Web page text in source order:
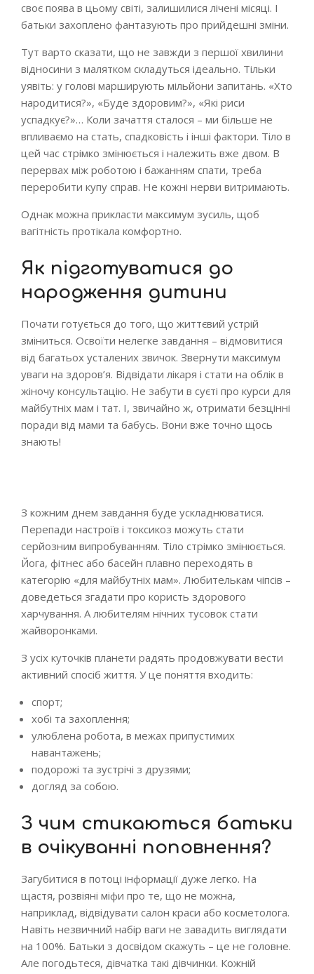
своє поява в цьому світі, залишилися лічені місяці. І
батьки захоплено фантазують про прийдешні зміни.
Тут варто сказати, що не завжди з першої хвилини
відносини з малятком складуться ідеально. Тільки
уявіть: у голові марширують мільйони запитань. «Хто
народитися?», «Буде здоровим?», «Які риси
успадкує?»… Коли зачаття сталося – ми більше не
впливаємо на стать, спадковість і інші фактори. Тіло в
цей час стрімко змінюється і належить вже двом. В
перервах між роботою і бажанням спати, треба
переробити купу справ. Не кожні нерви витримають.
Однак можна прикласти максимум зусиль, щоб
вагітність протікала комфортно.
Як підготуватися до
народження дитини
Почати готується до того, що життєвий устрій
зміниться. Освоїти нелегке завдання – відмовитися
від багатьох усталених звичок. Звернути максимум
уваги на здоров’я. Відвідати лікаря і стати на облік в
жіночу консультацію. Не забути в суєті про курси для
майбутніх мам і тат. І, звичайно ж, отримати безцінні
поради від мами та бабусь. Вони вже точно щось
знають!
З кожним днем завдання буде ускладнюватися.
Перепади настроїв і токсикоз можуть стати
серйозним випробуванням. Тіло стрімко змінюється.
Йога, фітнес або басейн плавно переходять в
категорію «для майбутніх мам». Любителькам чіпсів –
доведеться згадати про користь здорового
харчування. А любителям нічних тусовок стати
жайворонками.
З усіх куточків планети радять продовжувати вести
активний спосіб життя. У це поняття входить:
спорт;
хобі та захоплення;
улюблена робота, в межах припустимих
навантажень;
подорожі та зустрічі з друзями;
догляд за собою.
З чим стикаються батьки
в очікуванні поповнення?
Загубитися в потоці інформації дуже легко. На
щастя, розвіяні міфи про те, що не можна,
наприклад, відвідувати салон краси або косметолога.
Навіть незвичний набір ваги не завадить виглядати
на 100%. Батьки з досвідом скажуть – це не головне.
Але погодьтеся, дівчатка такі дівчинки. Кожній